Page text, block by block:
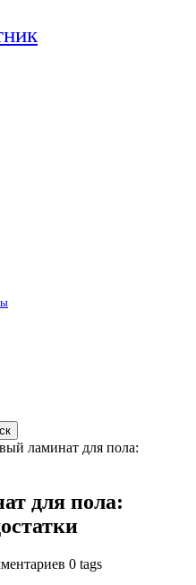
ламинат для пола:
для пола:
0 tags